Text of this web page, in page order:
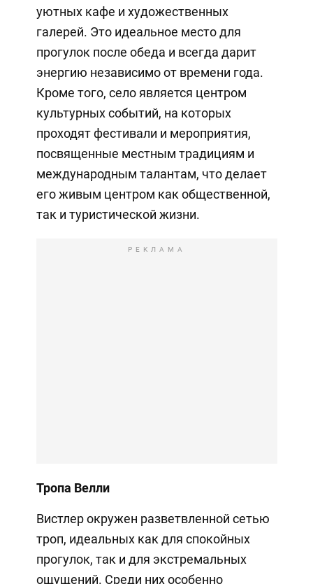
уютных кафе и художественных
галерей. Это идеальное место для
прогулок после обеда и всегда дарит
энергию независимо от времени года.
Кроме того, село является центром
культурных событий, на которых
проходят фестивали и мероприятия,
посвященные местным традициям и
международным талантам, что делает
его живым центром как общественной,
так и туристической жизни.
РЕКЛАМА
Тропа Велли
Вистлер окружен разветвленной сетью
троп, идеальных как для спокойных
прогулок, так и для экстремальных
ощущений. Среди них особенно